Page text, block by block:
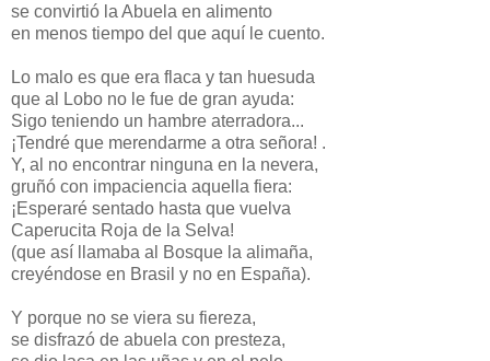
se convirtió la Abuela en alimento
en menos tiempo del que aquí le cuento.
Lo malo es que era flaca y tan huesuda
que al Lobo no le fue de gran ayuda:
Sigo teniendo un hambre aterradora...
¡Tendré que merendarme a otra señora! .
Y, al no encontrar ninguna en la nevera,
gruñó con impaciencia aquella fiera:
¡Esperaré sentado hasta que vuelva
Caperucita Roja de la Selva!
(que así llamaba al Bosque la alimaña,
creyéndose en Brasil y no en España).
Y porque no se viera su fiereza,
se disfrazó de abuela con presteza,